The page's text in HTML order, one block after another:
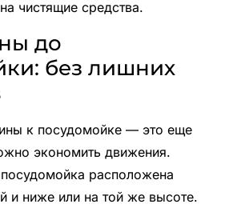
чистящие средства.
до
без лишних
к посудомойке — это еще
экономить движения.
расположена
и ниже или на той же высоте.